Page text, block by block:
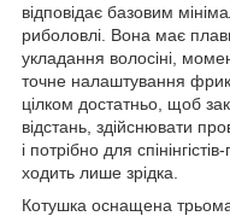
відповідає базовим
риболовлі. Вона має
укладання волосіні,
точне налаштування
цілком достатньо, щоб
відстань, здійснювати
і потрібно для
ходить лише зрідка.
Котушка оснащена